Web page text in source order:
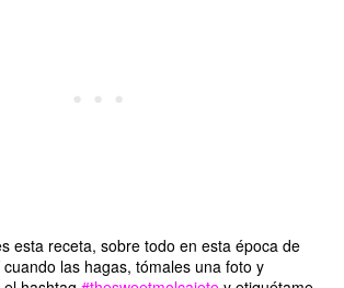
esta receta, sobre todo en esta época de
cuando las hagas, tómales una foto y